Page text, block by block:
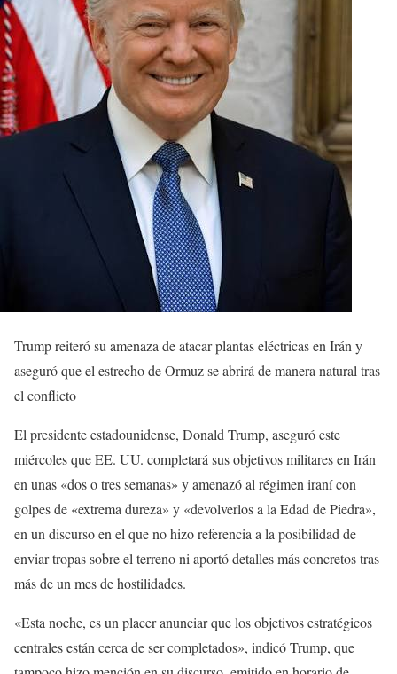
Trump reiteró su amenaza de atacar plantas eléctricas en Irán y
aseguró que el estrecho de Ormuz se abrirá de manera natural tras
el conflicto
El presidente estadounidense, Donald Trump, aseguró este
miércoles que EE. UU. completará sus objetivos militares en Irán
en unas «dos o tres semanas» y amenazó al régimen iraní con
golpes de «extrema dureza» y «devolverlos a la Edad de Piedra»,
en un discurso en el que no hizo referencia a la posibilidad de
enviar tropas sobre el terreno ni aportó detalles más concretos tras
más de un mes de hostilidades.
«Esta noche, es un placer anunciar que los objetivos estratégicos
centrales están cerca de ser completados», indicó Trump, que